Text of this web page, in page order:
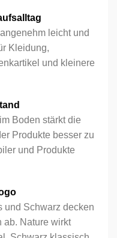
leicht und
Kleidung,
und kleinere
Boden stärkt die
Produkte besser zu
und Produkte
und Schwarz decken
ab. Nature wirkt